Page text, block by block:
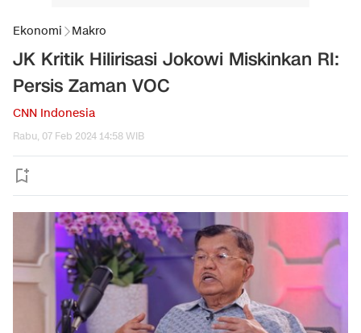
Ekonomi Makro
JK Kritik Hilirisasi Jokowi Miskinkan RI:
Persis Zaman VOC
CNN Indonesia
Rabu, 07 Feb 2024 14:58 WIB